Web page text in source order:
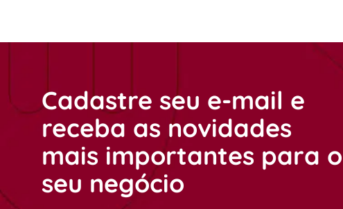
Cadastre seu e-mail e
receba as novidades
mais importantes para o
seu negócio